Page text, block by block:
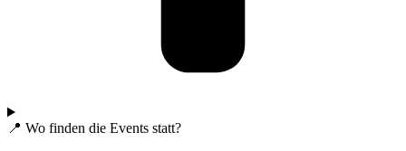
📍 Wo finden die Events statt?